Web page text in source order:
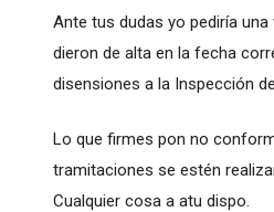
Ante tus dudas yo pediría una
dieron de alta en la fecha
disensiones a la Inspección
Lo que firmes pon no
tramitaciones se estén
Cualquier cosa a atu dispo.